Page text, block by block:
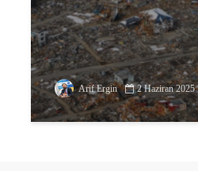
Arif Ergin 2 Haziran 2025